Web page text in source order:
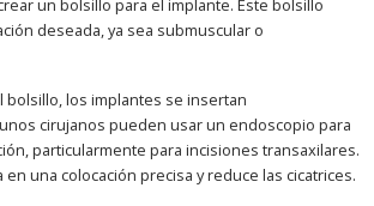
un bolsillo para el implante. Este bolsillo
deseada, ya sea submuscular o
bolsillo, los implantes se insertan
cirujanos pueden usar un endoscopio para
particularmente para incisiones transaxilares.
en una colocación precisa y reduce las cicatrices.